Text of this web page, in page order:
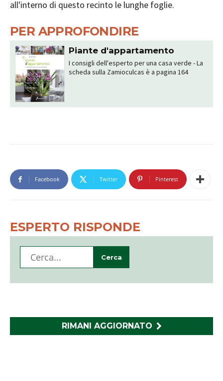
all'interno di questo recinto le lunghe foglie.
PER APPROFONDIRE
Piante d'appartamento
I consigli dell'esperto per una casa verde - La
scheda sulla Zamioculcas è a pagina 164
Facebook Twitter Pinterest
ESPERTO RISPONDE
RIMANI AGGIORNATO